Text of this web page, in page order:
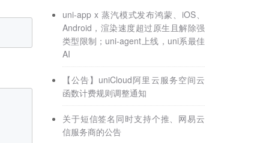
uni-app x 蒸汽模式发布鸿蒙、iOS、
Android，渲染速度超过原生且解除强
类型限制；uni-agent上线，uni系最佳
AI
【公告】uniCloud阿里云服务空间云
函数计费规则调整通知
关于短信签名同时支持个推、网易云
信服务商的公告